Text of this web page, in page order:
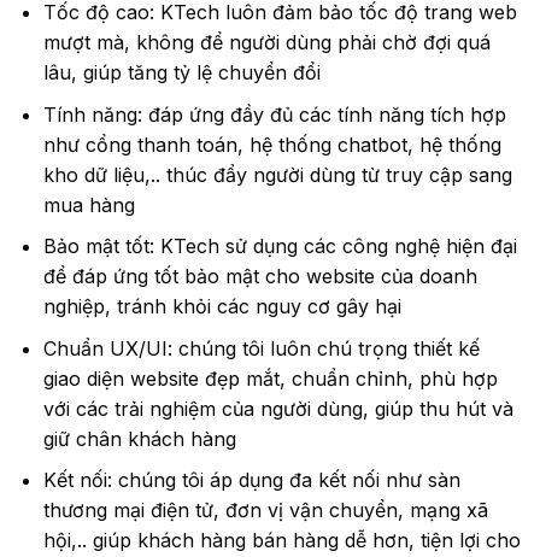
Tốc độ cao: KTech luôn đảm bảo tốc độ trang web
mượt mà, không để người dùng phải chờ đợi quá
lâu, giúp tăng tỷ lệ chuyển đổi
Tính năng: đáp ứng đầy đủ các tính năng tích hợp
như cổng thanh toán, hệ thống chatbot, hệ thống
kho dữ liệu,.. thúc đẩy người dùng từ truy cập sang
mua hàng
Bảo mật tốt: KTech sử dụng các công nghệ hiện đại
để đáp ứng tốt bảo mật cho website của doanh
nghiệp, tránh khỏi các nguy cơ gây hại
Chuẩn UX/UI: chúng tôi luôn chú trọng thiết kế
giao diện website đẹp mắt, chuẩn chỉnh, phù hợp
với các trải nghiệm của người dùng, giúp thu hút và
giữ chân khách hàng
Kết nối: chúng tôi áp dụng đa kết nối như sàn
thương mại điện tử, đơn vị vận chuyển, mạng xã
hội,.. giúp khách hàng bán hàng dễ hơn, tiện lợi cho